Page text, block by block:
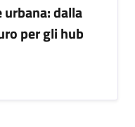
dalla
per gli hub